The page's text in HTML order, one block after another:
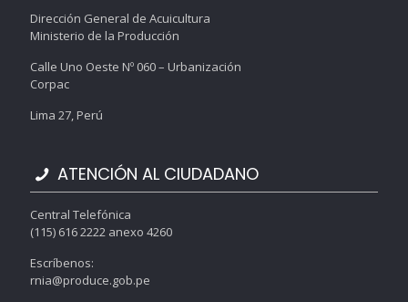
Dirección General de Acuicultura
Ministerio de la Producción
Calle Uno Oeste Nº 060 – Urbanización
Corpac
Lima 27, Perú
ATENCIÓN AL CIUDADANO
Central Telefónica
(115) 616 2222 anexo 4260
Escríbenos:
rnia@produce.gob.pe